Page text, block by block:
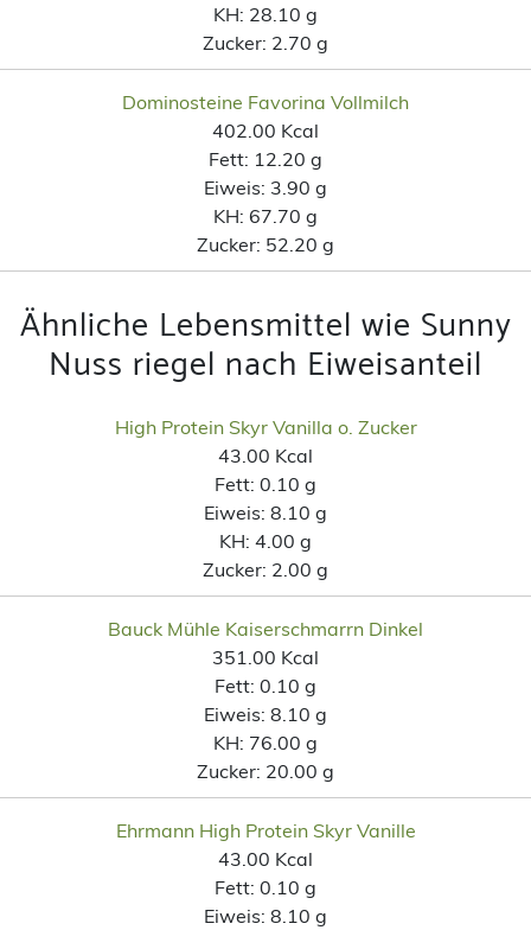
KH: 28.10 g
Zucker: 2.70 g
Dominosteine Favorina Vollmilch
402.00 Kcal
Fett: 12.20 g
Eiweis: 3.90 g
KH: 67.70 g
Zucker: 52.20 g
Ähnliche Lebensmittel wie Sunny
Nuss riegel nach Eiweisanteil
High Protein Skyr Vanilla o. Zucker
43.00 Kcal
Fett: 0.10 g
Eiweis: 8.10 g
KH: 4.00 g
Zucker: 2.00 g
Bauck Mühle Kaiserschmarrn Dinkel
351.00 Kcal
Fett: 0.10 g
Eiweis: 8.10 g
KH: 76.00 g
Zucker: 20.00 g
Ehrmann High Protein Skyr Vanille
43.00 Kcal
Fett: 0.10 g
Eiweis: 8.10 g